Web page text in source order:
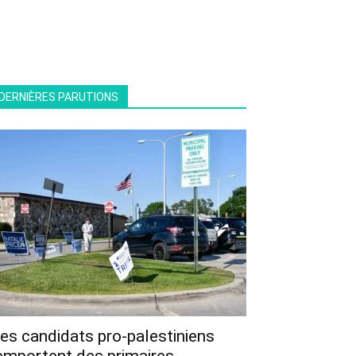
PARUTIONS
candidats pro-palestiniens